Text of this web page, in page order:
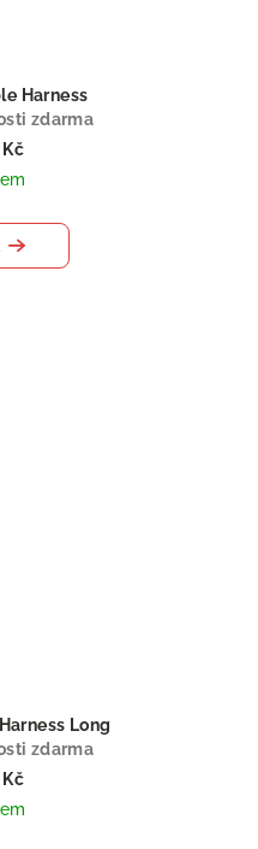
Harness
zdarma
Kč
Long
zdarma
Kč